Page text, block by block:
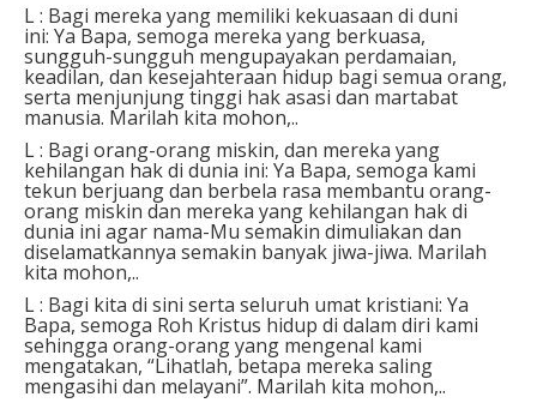
L : Bagi mereka yang memiliki kekuasaan di duni
ini: Ya Bapa, semoga mereka yang berkuasa,
sungguh-sungguh mengupayakan perdamaian,
keadilan, dan kesejahteraan hidup bagi semua orang,
serta menjunjung tinggi hak asasi dan martabat
manusia. Marilah kita mohon,..
L : Bagi orang-orang miskin, dan mereka yang
kehilangan hak di dunia ini: Ya Bapa, semoga kami
tekun berjuang dan berbela rasa membantu orang-
orang miskin dan mereka yang kehilangan hak di
dunia ini agar nama-Mu semakin dimuliakan dan
diselamatkannya semakin banyak jiwa-jiwa. Marilah
kita mohon,..
L : Bagi kita di sini serta seluruh umat kristiani: Ya
Bapa, semoga Roh Kristus hidup di dalam diri kami
sehingga orang-orang yang mengenal kami
mengatakan, “Lihatlah, betapa mereka saling
mengasihi dan melayani”. Marilah kita mohon,..